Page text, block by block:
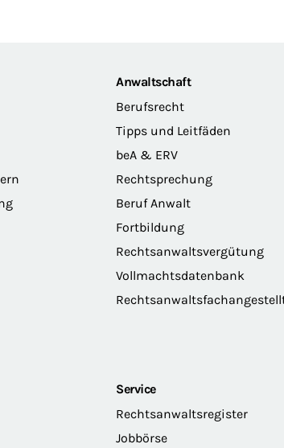
Anwaltschaft
Berufsrecht
Tipps und Leitfäden
beA & ERV
Rechtsprechung
Beruf Anwalt
Fortbildung
Rechtsanwaltsvergütung
Vollmachtsdatenbank
Service
Rechtsanwaltsregister
Jobbörse